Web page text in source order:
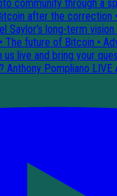
Anthony Pompliano LIVE